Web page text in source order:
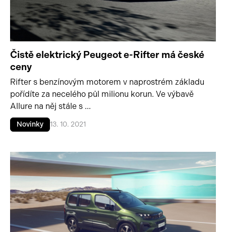
Čistě elektrický Peugeot e-Rifter má české
ceny
Rifter s benzínovým motorem v naprostrém základu
pořídíte za necelého půl milionu korun. Ve výbavě
Allure na něj stále s ...
Novinky 13. 10. 2021